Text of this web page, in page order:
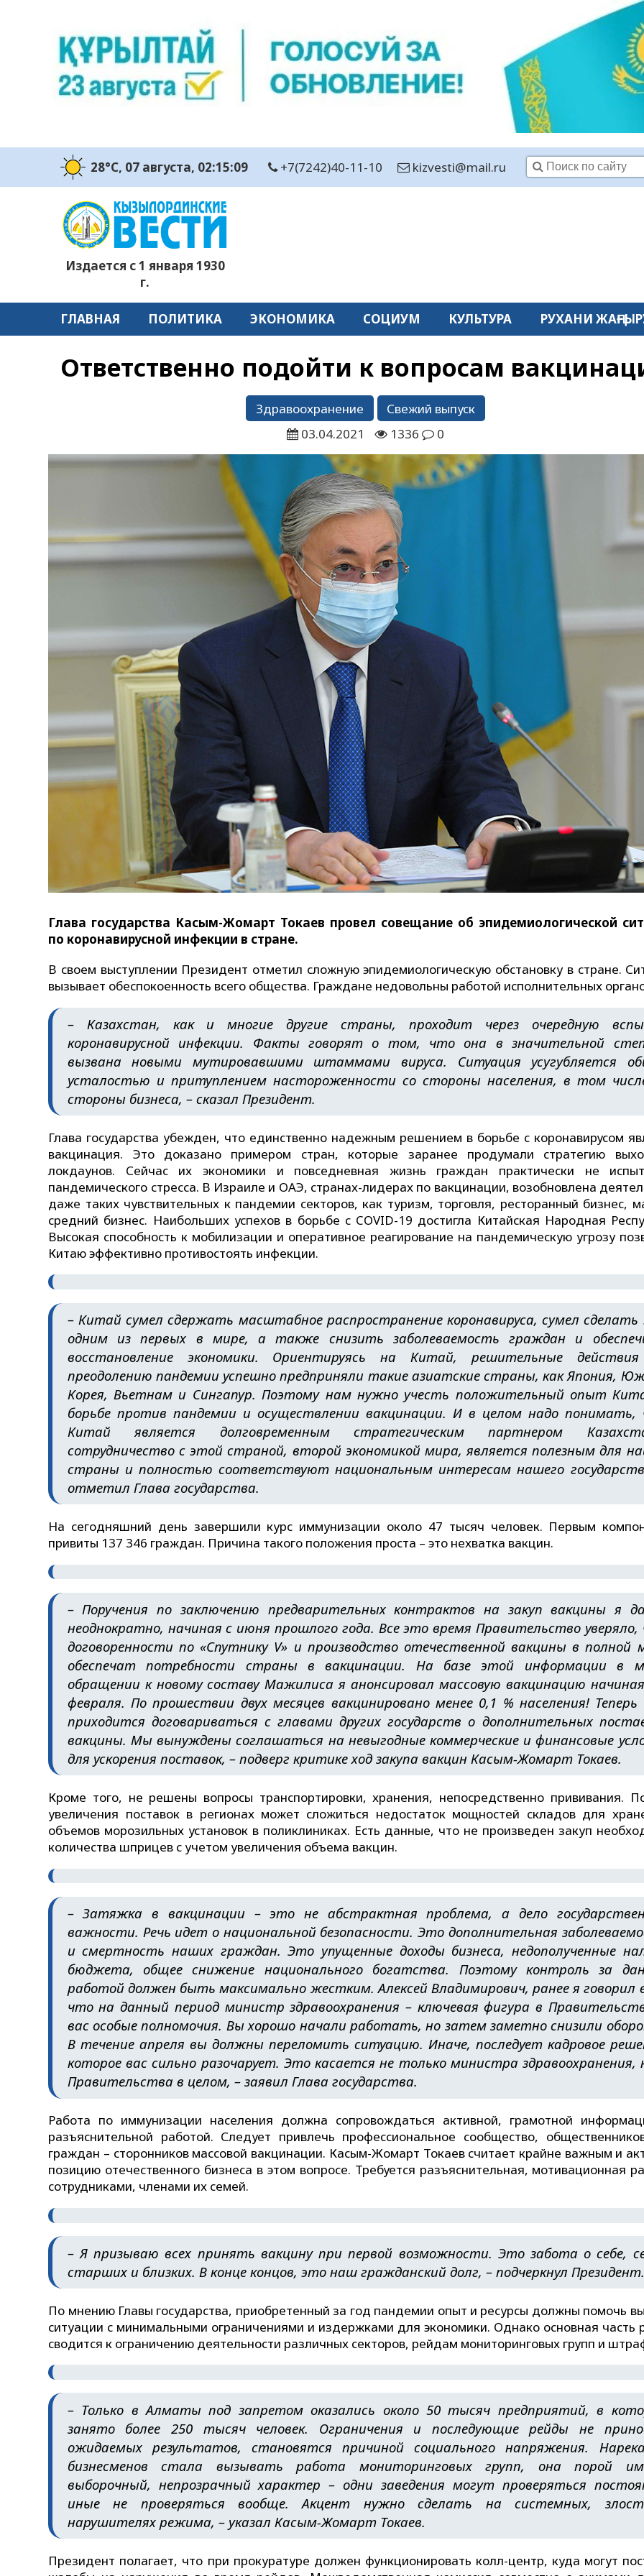
28°C, 07 августа, 02:15:10 +7(7242)40-11-10 kizvesti@mail.ru
Издается с 1 января 1930
г.
ГЛАВНАЯ ПОЛИТИКА ЭКОНОМИКА СОЦИУМ КУЛЬТУРА РУХАНИ
Ответственно подойти к вопросам
Здравоохранение
Свежий выпуск
03.04.2021
1336 0
Глава государства Касым-Жомарт Токаев провел совещание об эпидемиологической
по коронавирусной инфекции в стране.
В своем выступлении Президент отметил сложную эпидемиологическую обстановку в стране.
вызывает обеспокоенность всего общества. Граждане недовольны работой исполнительных
– Казахстан, как и многие другие страны, проходит через очередную
коронавирусной инфекции. Факты говорят о том, что она в значительной
вызвана новыми мутировавшими штаммами вируса. Ситуация усугубляется
усталостью и притуплением настороженности со стороны населения, в том
стороны бизнеса, – сказал Президент.
Глава государства убежден, что единственно надежным решением в борьбе с коронавирусом
вакцинация. Это доказано примером стран, которые заранее продумали стратегию
локдаунов. Сейчас их экономики и повседневная жизнь граждан практически не
пандемического стресса. В Израиле и ОАЭ, странах-лидерах по вакцинации, возобновлена
даже таких чувствительных к пандемии секторов, как туризм, торговля, ресторанный бизнес,
средний бизнес. Наибольших успехов в борьбе с COVID-19 достигла Китайская Народная
Высокая способность к мобилизации и оперативное реагирование на пандемическую угрозу
Китаю эффективно противостоять инфекции.
– Китай сумел сдержать масштабное распространение коронавируса, сумел
одним из первых в мире, а также снизить заболеваемость граждан и
восстановление экономики. Ориентируясь на Китай, решительные
преодолению пандемии успешно предприняли такие азиатские страны, как Япония,
Корея, Вьетнам и Сингапур. Поэтому нам нужно учесть положительный опыт
борьбе против пандемии и осуществлении вакцинации. И в целом надо понимать,
Китай является долговременным стратегическим партнером
сотрудничество с этой страной, второй экономикой мира, является полезным для
страны и полностью соответствуют национальным интересам нашего
отметил Глава государства.
На сегодняшний день завершили курс иммунизации около 47 тысяч человек. Первым
привиты 137 346 граждан. Причина такого положения проста – это нехватка вакцин.
– Поручения по заключению предварительных контрактов на закуп вакцины я
неоднократно, начиная с июня прошлого года. Все это время Правительство
договоренности по «Спутнику V» и производство отечественной вакцины в полной
обеспечат потребности страны в вакцинации. На базе этой информации в
обращении к новому составу Мажилиса я анонсировал массовую вакцинацию
февраля. По прошествии двух месяцев вакцинировано менее 0,1 % населения!
приходится договариваться с главами других государств о дополнительных
вакцины. Мы вынуждены соглашаться на невыгодные коммерческие и финансовые
для ускорения поставок, – подверг критике ход закупа вакцин Касым-Жомарт Токаев.
Кроме того, не решены вопросы транспортировки, хранения, непосредственно прививания.
увеличения поставок в регионах может сложиться недостаток мощностей складов для
объемов морозильных установок в поликлиниках. Есть данные, что не произведен закуп
количества шприцев с учетом увеличения объема вакцин.
– Затяжка в вакцинации – это не абстрактная проблема, а дело
важности. Речь идет о национальной безопасности. Это дополнительная
и смертность наших граждан. Это упущенные доходы бизнеса, недополученные
бюджета, общее снижение национального богатства. Поэтому контроль за
работой должен быть максимально жестким. Алексей Владимирович, ранее я говорил
что на данный период министр здравоохранения – ключевая фигура в
вас особые полномочия. Вы хорошо начали работать, но затем заметно снизили
В течение апреля вы должны переломить ситуацию. Иначе, последует кадровое
которое вас сильно разочарует. Это касается не только министра здравоохранения,
Правительства в целом, – заявил Глава государства.
Работа по иммунизации населения должна сопровождаться активной, грамотной
разъяснительной работой. Следует привлечь профессиональное сообщество,
граждан – сторонников массовой вакцинации. Касым-Жомарт Токаев считает крайне важным и
позицию отечественного бизнеса в этом вопросе. Требуется разъяснительная, мотивационная
сотрудниками, членами их семей.
– Я призываю всех принять вакцину при первой возможности. Это забота о себе,
старших и близких. В конце концов, это наш гражданский долг, – подчеркнул Президент.
По мнению Главы государства, приобретенный за год пандемии опыт и ресурсы должны помочь
ситуации с минимальными ограничениями и издержками для экономики. Однако основная часть
сводится к ограничению деятельности различных секторов, рейдам мониторинговых групп и
– Только в Алматы под запретом оказались около 50 тысяч предприятий, в
занято более 250 тысяч человек. Ограничения и последующие рейды не
ожидаемых результатов, становятся причиной социального напряжения.
бизнесменов стала вызывать работа мониторинговых групп, она порой
выборочный, непрозрачный характер – одни заведения могут проверяться
иные не проверяться вообще. Акцент нужно сделать на системных,
нарушителях режима, – указал Касым-Жомарт Токаев.
Президент полагает, что при прокуратуре должен функционировать колл-центр, куда могут